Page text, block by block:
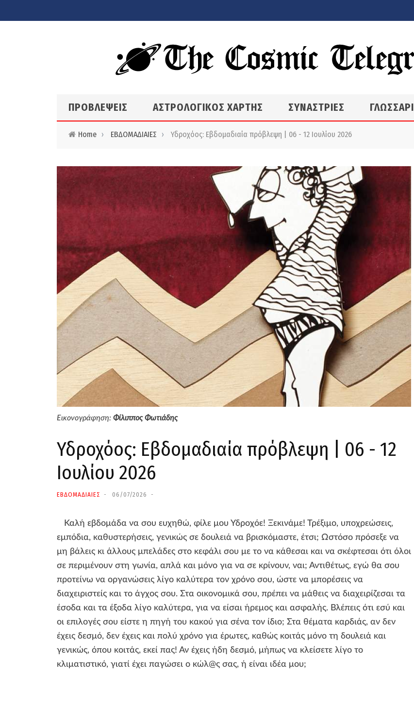
ΠΡΟΒΛΕΨΕΙΣ ΑΣΤΡΟΛΟΓΙΚΟΣ ΧΑΡΤΗΣ ΣΥΝΑΣΤΡΙΕΣ ΓΛΩΣΣΑΡΙ
Home › ΕΒΔΟΜΑΔΙΑΙΕΣ › Υδροχόος: Εβδομαδιαία πρόβλεψη | 06 - 12 Ιουλίου 2026
Εικονογράφηση: Φίλιππος Φωτιάδης
Υδροχόος: Εβδομαδιαία πρόβλεψη | 06 - 12
Ιουλίου 2026
ΕΒΔΟΜΑΔΙΑΙΕΣ 06/07/2026
Καλή εβδομάδα να σου ευχηθώ, φίλε μου Υδροχόε! Ξεκινάμε! Τρέξιμο, υποχρεώσεις,
εμπόδια, καθυστερήσεις, γενικώς σε δουλειά να βρισκόμαστε, έτσι; Ωστόσο πρόσεξε να
μη βάλεις κι άλλους μπελάδες στο κεφάλι σου με το να κάθεσαι και να σκέφτεσαι ότι όλοι
σε περιμένουν στη γωνία, απλά και μόνο για να σε κρίνουν, ναι; Αντιθέτως, εγώ θα σου
προτείνω να οργανώσεις λίγο καλύτερα τον χρόνο σου, ώστε να μπορέσεις να
διαχειριστείς και το άγχος σου. Στα οικονομικά σου, πρέπει να μάθεις να διαχειρίζεσαι τα
έσοδα και τα έξοδα λίγο καλύτερα, για να είσαι ήρεμος και ασφαλής. Βλέπεις ότι εσύ και
οι επιλογές σου είστε η πηγή του κακού για σένα τον ίδιο; Στα θέματα καρδιάς, αν δεν
έχεις δεσμό, δεν έχεις και πολύ χρόνο για έρωτες, καθώς κοιτάς μόνο τη δουλειά και
γενικώς, όπου κοιτάς, εκεί πας! Αν έχεις ήδη δεσμό, μήπως να κλείσετε λίγο το
κλιματιστικό, γιατί έχει παγώσει ο κώλ@ς σας, ή είναι ιδέα μου;